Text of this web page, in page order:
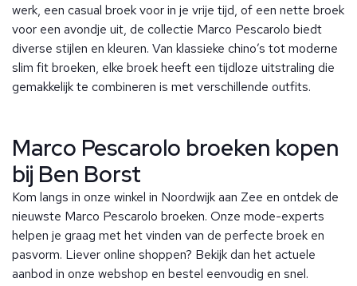
werk, een casual broek voor in je vrije tijd, of een nette broek
voor een avondje uit, de collectie Marco Pescarolo biedt
diverse stijlen en kleuren. Van klassieke chino’s tot moderne
slim fit broeken, elke broek heeft een tijdloze uitstraling die
gemakkelijk te combineren is met verschillende outfits.
Marco Pescarolo broeken kopen
bij Ben Borst
Kom langs in onze winkel in Noordwijk aan Zee en ontdek de
nieuwste Marco Pescarolo broeken. Onze mode-experts
helpen je graag met het vinden van de perfecte broek en
pasvorm. Liever online shoppen? Bekijk dan het actuele
aanbod in onze webshop en bestel eenvoudig en snel.